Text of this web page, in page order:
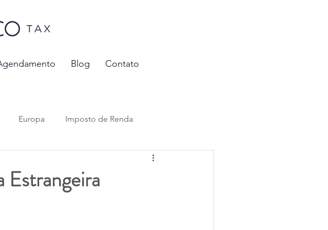
Blog Contato
Europa Imposto de Renda
Estrangeira